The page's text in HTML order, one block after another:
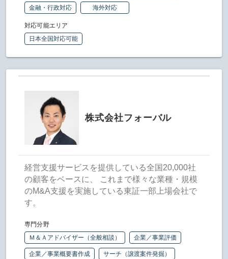
金融・行政対応 海外対応
対応可能エリア
日本全国対応可能
株式会社フォーバル
経営支援サービスを提供している全国20,000社
の顧客をベースに、 これまで様々な業種・規模
のM&A支援を実施している東証一部上場会社で
す。
専門分野
Ｍ＆Ａアドバイザー（全般相談）
企業／事業評価
企業／事業概要書作成 サーチ（譲渡案件発掘）